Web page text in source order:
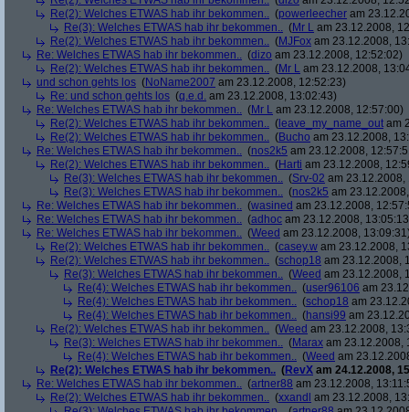
Re(2): Welches ETWAS hab ihr bekommen.. (powerleecher am
Re(3): Welches ETWAS hab ihr bekommen.. (Mr L am 23.12.2008,
Re(2): Welches ETWAS hab ihr bekommen.. (MJFox am 23.12.2008,
Re: Welches ETWAS hab ihr bekommen.. (dizo am 23.12.2008, 12:52:02)
Re(2): Welches ETWAS hab ihr bekommen.. (Mr L am 23.12.2008,
und schon gehts los (NoName2007 am 23.12.2008, 12:52:23)
Re: und schon gehts los (q.e.d. am 23.12.2008, 13:02:43)
Re: Welches ETWAS hab ihr bekommen.. (Mr L am 23.12.2008, 12:57:00)
Re(2): Welches ETWAS hab ihr bekommen.. ( leave_my_name_out am
Re(2): Welches ETWAS hab ihr bekommen.. (Bucho am 23.12.2008,
Re: Welches ETWAS hab ihr bekommen.. (nos2k5 am 23.12.2008,
Re(2): Welches ETWAS hab ihr bekommen.. (Harti am 23.12.2008,
Re(3): Welches ETWAS hab ihr bekommen.. (Srv-02 am 23.12.2008,
Re(3): Welches ETWAS hab ihr bekommen.. (nos2k5 am
Re: Welches ETWAS hab ihr bekommen.. (wasined am 23.12.2008,
Re: Welches ETWAS hab ihr bekommen.. (adhoc am 23.12.2008,
Re: Welches ETWAS hab ihr bekommen.. (Weed am 23.12.2008,
Re(2): Welches ETWAS hab ihr bekommen.. (casey.w am 23.12.2008,
Re(2): Welches ETWAS hab ihr bekommen.. (schop18 am 23.12.2008,
Re(3): Welches ETWAS hab ihr bekommen.. (Weed am 23.12.2008,
Re(4): Welches ETWAS hab ihr bekommen.. (user96106 am
Re(4): Welches ETWAS hab ihr bekommen.. (schop18 am
Re(4): Welches ETWAS hab ihr bekommen.. (hansi99 am
Re(2): Welches ETWAS hab ihr bekommen.. (Weed am 23.12.2008,
Re(3): Welches ETWAS hab ihr bekommen.. (Marax am 23.12.2008,
Re(4): Welches ETWAS hab ihr bekommen.. (Weed am
Re(2): Welches ETWAS hab ihr bekommen.. (RevX am 24.12.2008,
Re: Welches ETWAS hab ihr bekommen.. (artner88 am 23.12.2008,
Re(2): Welches ETWAS hab ihr bekommen.. (xxandl am 23.12.2008,